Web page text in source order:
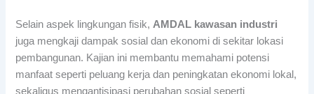
Selain aspek lingkungan fisik,AMDAL kawasan industri
juga mengkaji dampak sosial dan ekonomi di sekitar lokasi
pembangunan. Kajian ini membantu memahami potensi
manfaat seperti peluang kerja dan peningkatan ekonomi lokal,
sekaligus mengantisipasi perubahan sosial seperti